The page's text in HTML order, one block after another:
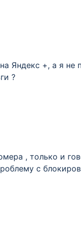
Яндекс +, а я не
?
, только и
с